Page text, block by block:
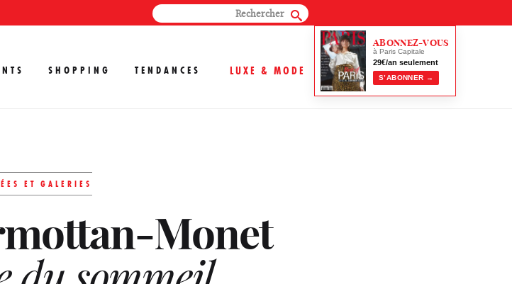
SHOPPING TENDANCES LUXE & MODE
ABONNEZ-VOUS
à Paris Capitale
29€/an seulement
S’ABONNER →
ET GALERIES
Monet